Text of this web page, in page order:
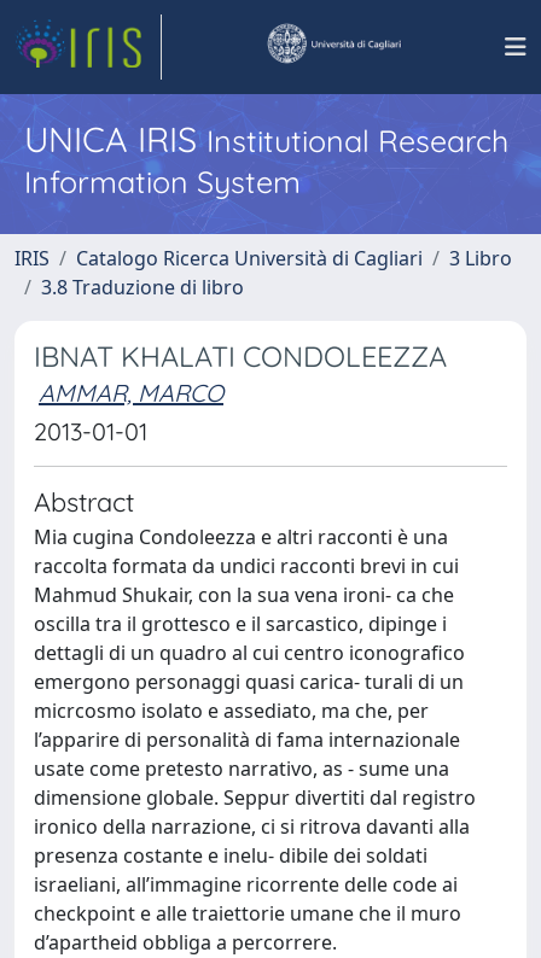
UNICA IRISInstitutional Research
Information System
IRIS Catalogo Ricerca Università di Cagliari
3 Libro
3.8 Traduzione di libro
IBNAT KHALATI CONDOLEEZZA
AMMAR, MARCO
2013-01-01
Abstract
Mia cugina Condoleezza e altri racconti è una
raccolta formata da undici racconti brevi in cui
Mahmud Shukair, con la sua vena ironi- ca che
oscilla tra il grottesco e il sarcastico, dipinge i
dettagli di un quadro al cui centro iconografico
emergono personaggi quasi carica- turali di un
micrcosmo isolato e assediato, ma che, per
l’apparire di personalità di fama internazionale
usate come pretesto narrativo, as - sume una
dimensione globale. Seppur divertiti dal registro
ironico della narrazione, ci si ritrova davanti alla
presenza costante e inelu- dibile dei soldati
israeliani, all’immagine ricorrente delle code ai
checkpoint e alle traiettorie umane che il muro
d’apartheid obbliga a percorrere.